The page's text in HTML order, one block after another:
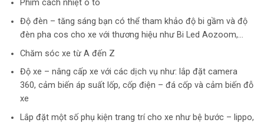
Phim cách nhiệt ô tô
Độ đèn – tăng sáng bạn có thể tham khảo độ bi gầm và độ
đèn pha cos cho xe với thương hiệu như Bi Led Aozoom,…
Chăm sóc xe từ A đến Z
Độ xe – nâng cấp xe với các dịch vụ như: lắp đặt camera
360, cảm biến áp suất lốp, cốp điện – đá cốp và cảm biến đỗ
xe
Lắp đặt một số phụ kiện trang trí cho xe như bệ bước – lippo,